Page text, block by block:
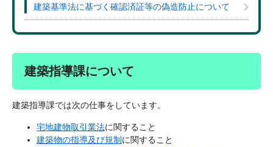
建築基準法に基づく確認済証等の偽造防止について
建築指導課について
建築指導課では次の仕事をしています。
宅地建物取引業法に関すること
建築物の指導及び規制 に関すること